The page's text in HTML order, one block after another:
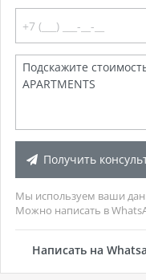
Получить
Мы используем ваши
Можно написать в
Написать на